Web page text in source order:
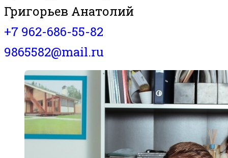
Григорьев Анатолий
+7 962-686-55-82
9865582@mail.ru